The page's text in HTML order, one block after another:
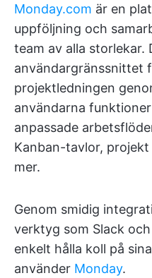
Monday.com är en
uppföljning och
team av alla storlekar.
användargränssnittet
projektledningen
användarna
anpassade
Kanban-tavlor,
mer.
Genom smidig
verktyg som Slack
enkelt hålla koll på sina
använder Monday.